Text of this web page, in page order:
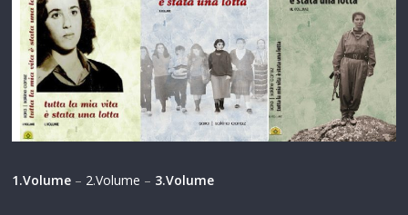
1.Volume – 2.Volume – 3.Volume